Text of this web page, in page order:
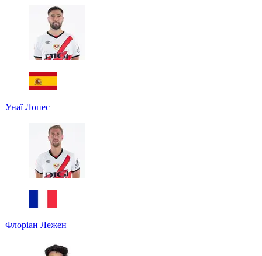
Унаї Лопес
Флоріан Лежен